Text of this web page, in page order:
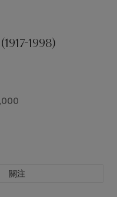
1998)
關注